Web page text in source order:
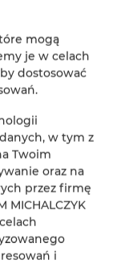
mogą
je w celach
dostosować
w tym z
Twoim
oraz na
przez firmę
MICHALCZYK
i